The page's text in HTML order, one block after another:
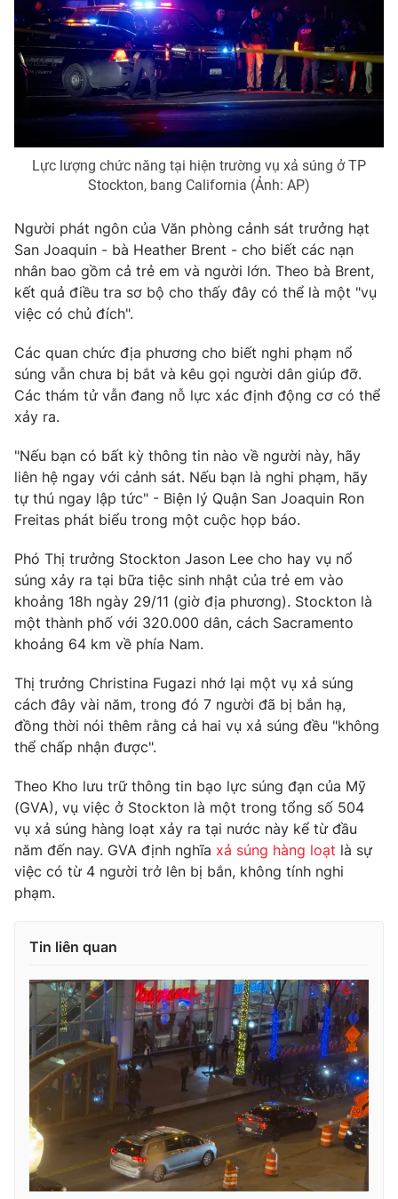
Phim VTV
Hậu trường
Nhân vật
Khán giả
Giải sao mai
Giải trí
Điện ảnh
Âm nhạc
Đời sống
Du lịch
Làm đẹp
Chất lượng cuộc sống
Tuyển sinh
Công nghệ
Sản phẩm
Thị trường
Tư vấn
Giao lưu trực tuyến
Lịch phát sóng
Chuyên mục khác
Emagazine Podcast
Video Shorts video
VTV Sức khoẻ Bất động sản
Thị trường 24h Tấm lòng Việt
VTV4 Vươn mình bằng AI
VTV9
Liên hệ tòa soạn English
THỜI BÁO VTV
Cơ quan chủ quản:Đài Truyền hình Việt Nam
Cơ quan báo chí:Thời báo VTV
Giấy phép hoạt động báo in và báo điện tử số 483/GP-BTTTT
cấp ngày 29/12/2023
Tổng Biên tập:
Vũ Thanh Thủy
Phó Tổng Biên tập:Nguyễn Thị Mỹ Hạnh, Phạm Quốc Thắng,
Nguyễn Trọng Ninh
Tổng đài VTV: 024.38 355 931 - 024.38 355 932
Lực lượng chức năng tại hiện trường vụ xả súng ở TP
Stockton, bang California (Ảnh: AP)
Người phát ngôn của Văn phòng cảnh sát trưởng hạt
San Joaquin - bà Heather Brent - cho biết các nạn
nhân bao gồm cả trẻ em và người lớn. Theo bà Brent,
kết quả điều tra sơ bộ cho thấy đây có thể là một "vụ
việc có chủ đích".
Các quan chức địa phương cho biết nghi phạm nổ
súng vẫn chưa bị bắt và kêu gọi người dân giúp đỡ.
Các thám tử vẫn đang nỗ lực xác định động cơ có thể
xảy ra.
"Nếu bạn có bất kỳ thông tin nào về người này, hãy
liên hệ ngay với cảnh sát. Nếu bạn là nghi phạm, hãy
tự thú ngay lập tức" - Biện lý Quận San Joaquin Ron
Freitas phát biểu trong một cuộc họp báo.
Phó Thị trưởng Stockton Jason Lee cho hay vụ nổ
súng xảy ra tại bữa tiệc sinh nhật của trẻ em vào
khoảng 18h ngày 29/11 (giờ địa phương). Stockton là
một thành phố với 320.000 dân, cách Sacramento
khoảng 64 km về phía Nam.
Thị trưởng Christina Fugazi nhớ lại một vụ xả súng
cách đây vài năm, trong đó 7 người đã bị bắn hạ,
đồng thời nói thêm rằng cả hai vụ xả súng đều "không
thể chấp nhận được".
Theo Kho lưu trữ thông tin bạo lực súng đạn của Mỹ
(GVA), vụ việc ở Stockton là một trong tổng số 504
vụ xả súng hàng loạt xảy ra tại nước này kể từ đầu
năm đến nay. GVA định nghĩa xả súng hàng loạt là sự
việc có từ 4 người trở lên bị bắn, không tính nghi
phạm.
Tin liên quan